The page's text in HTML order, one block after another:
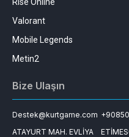
Valorant
Mobile Legends
Metin2
Bize Ulaşın
Destek@kurtgame.com
ATAYURT MAH. EVLİYA